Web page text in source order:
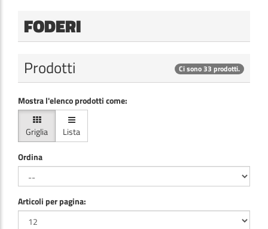
FODERI
Prodotti Ci sono 33 prodotti.
Mostra l'elenco prodotti come:
Griglia
Lista
Ordina
Articoli per pagina: